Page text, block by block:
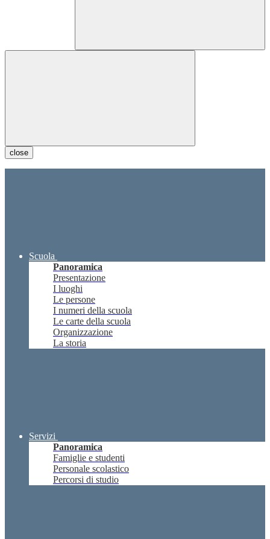
close
Scuola
Panoramica
Presentazione
I luoghi
Le persone
I numeri della scuola
Le carte della scuola
Organizzazione
La storia
Servizi
Panoramica
Famiglie e studenti
Personale scolastico
Percorsi di studio